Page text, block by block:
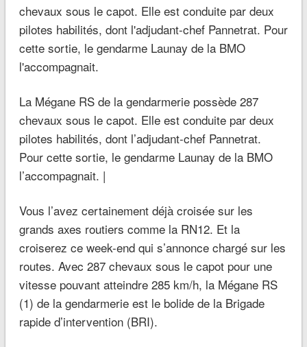
La Mégane RS de la gendarmerie possède 287
chevaux sous le capot. Elle est conduite par deux
pilotes habilités, dont l’adjudant-chef Pannetrat.
Pour cette sortie, le gendarme Launay de la BMO
l’accompagnait. |
Vous l’avez certainement déjà croisée sur les
grands axes routiers comme la RN12. Et la
croiserez ce week-end qui s’annonce chargé sur les
routes. Avec 287 chevaux sous le capot pour une
vitesse pouvant atteindre 285 km/h, la Mégane RS
(1) de la gendarmerie est le bolide de la Brigade
rapide d’intervention (BRI).